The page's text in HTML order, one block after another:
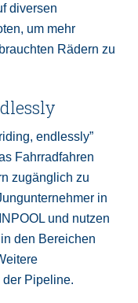
diversen
um mehr
Rädern zu
endlessly”
Fahrradfahren
zugänglich zu
in
und nutzen
den Bereichen
der Pipeline.